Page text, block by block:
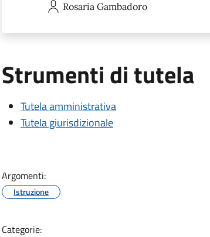
Rosaria Gambadoro
Strumenti di tutela
Tutela amministrativa
Tutela giurisdizionale
Argomenti:
Istruzione
Categorie: